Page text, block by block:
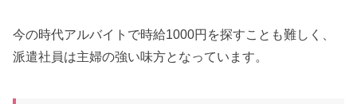
今の時代アルバイトで時給1000円を探すことも難しく、
派遣社員は主婦の強い味方となっています。